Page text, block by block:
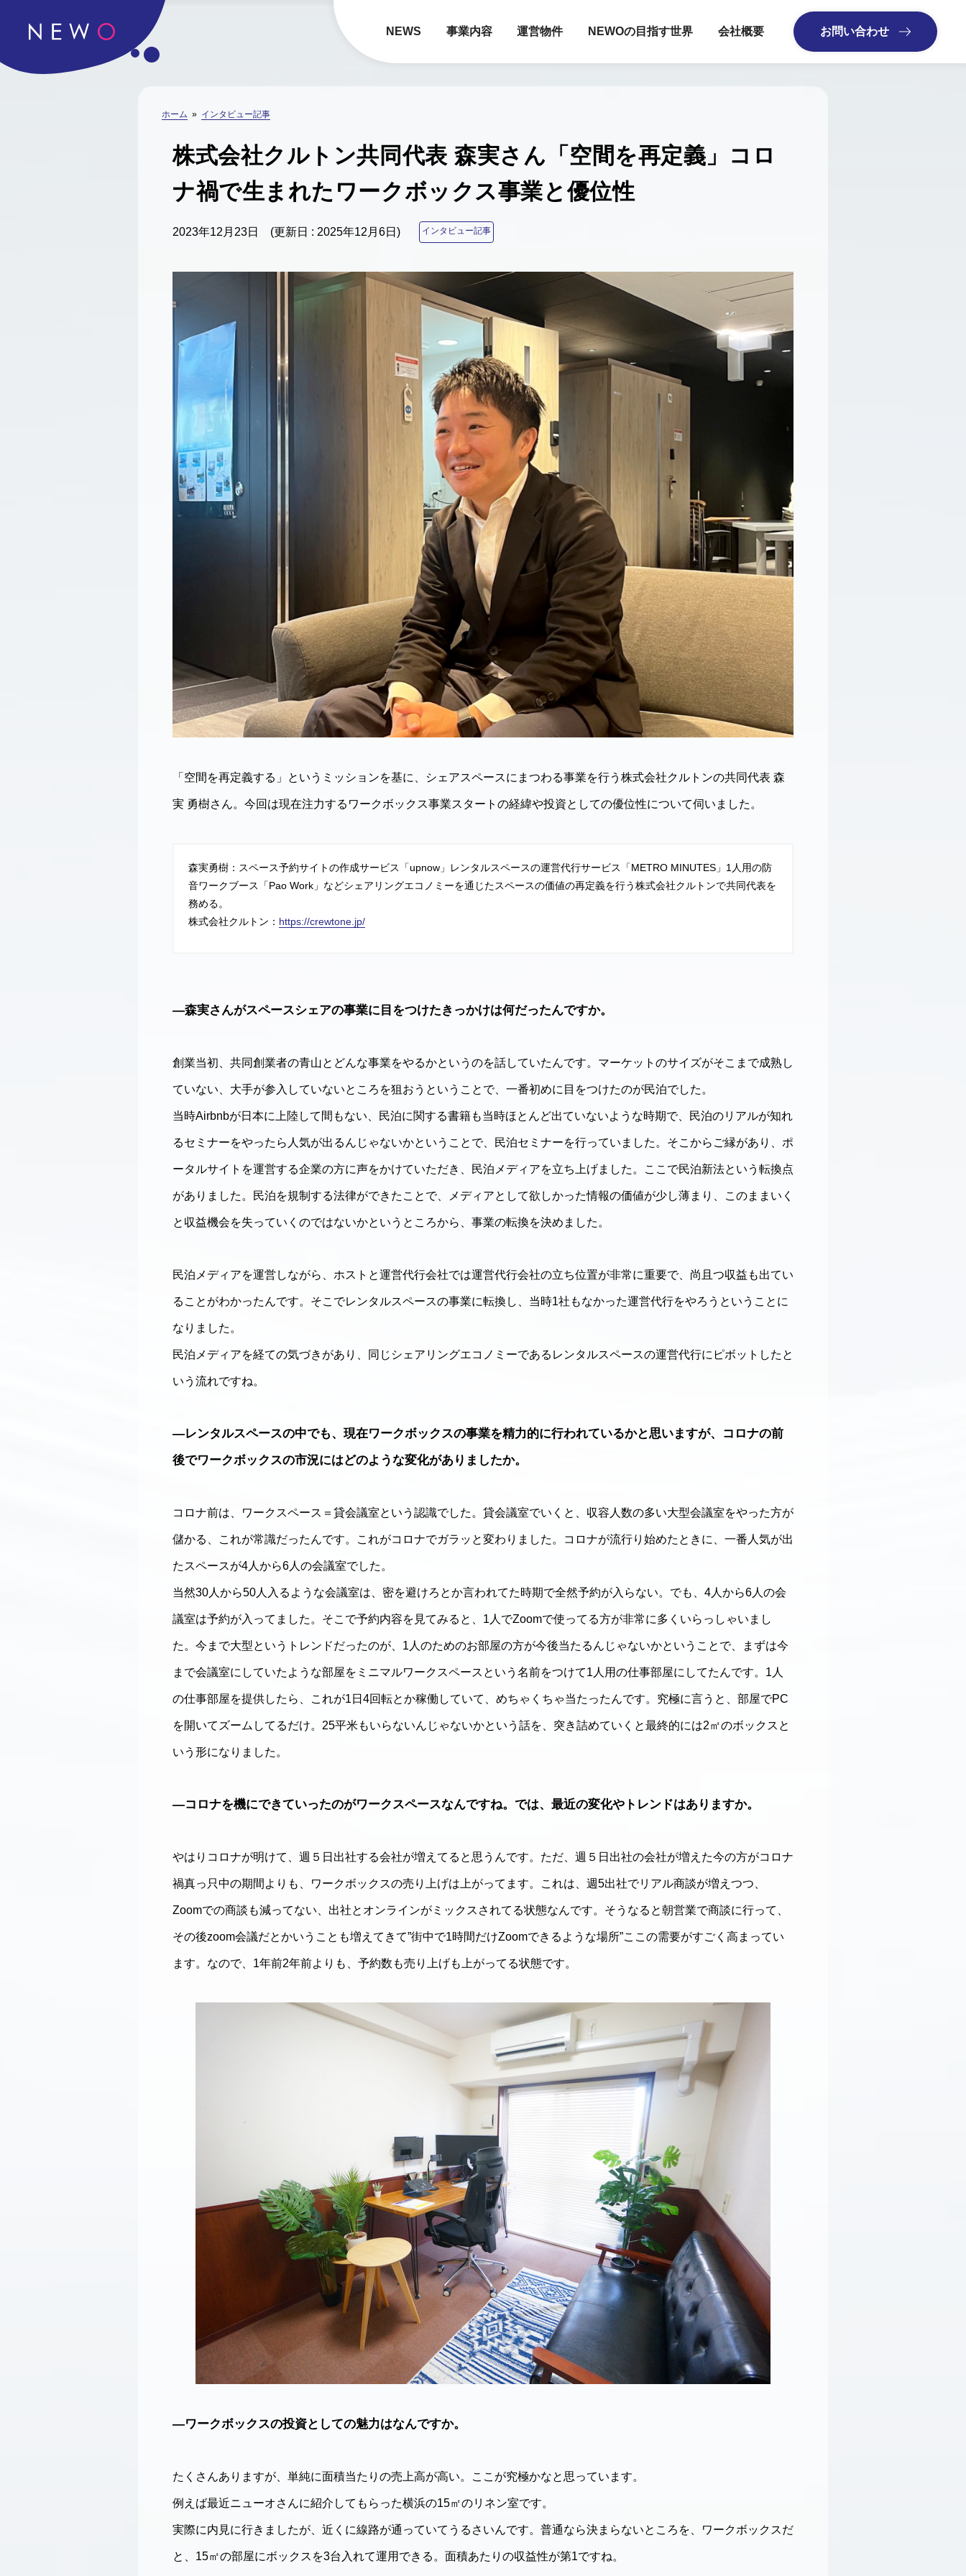
NEWS 事業内容 運営物件 NEWOの目指す世界 会社概要 お問い合わせ
ホーム » インタビュー記事
株式会社クルトン共同代表 森実さん「空間を再定義」コロ
ナ禍で生まれたワークボックス事業と優位性
2023年12月23日 (更新日 : 2025年12月6日) インタビュー記事
「空間を再定義する」というミッションを基に、シェアスペースにまつわる事業を行う株式会社クルトンの共同代表 森
実 勇樹さん。今回は現在注力するワークボックス事業スタートの経緯や投資としての優位性について伺いました。
森実勇樹：スペース予約サイトの作成サービス「upnow」レンタルスペースの運営代行サービス「METRO MINUTES」1人用の防
音ワークブース「Pao Work」などシェアリングエコノミーを通じたスペースの価値の再定義を行う株式会社クルトンで共同代表を
務める。
株式会社クルトン： https://crewtone.jp/
―森実さんがスペースシェアの事業に目をつけたきっかけは何だったんですか。
創業当初、共同創業者の青山とどんな事業をやるかというのを話していたんです。マーケットのサイズがそこまで成熟し
ていない、大手が参入していないところを狙おうということで、一番初めに目をつけたのが民泊でした。
当時Airbnbが日本に上陸して間もない、民泊に関する書籍も当時ほとんど出ていないような時期で、民泊のリアルが知れ
るセミナーをやったら人気が出るんじゃないかということで、民泊セミナーを行っていました。そこからご縁があり、ポ
ータルサイトを運営する企業の方に声をかけていただき、民泊メディアを立ち上げました。ここで民泊新法という転換点
がありました。民泊を規制する法律ができたことで、メディアとして欲しかった情報の価値が少し薄まり、このままいく
と収益機会を失っていくのではないかというところから、事業の転換を決めました。
民泊メディアを運営しながら、ホストと運営代行会社では運営代行会社の立ち位置が非常に重要で、尚且つ収益も出てい
ることがわかったんです。そこでレンタルスペースの事業に転換し、当時1社もなかった運営代行をやろうということに
なりました。
民泊メディアを経ての気づきがあり、同じシェアリングエコノミーであるレンタルスペースの運営代行にピボットしたと
いう流れですね。
―レンタルスペースの中でも、現在ワークボックスの事業を精力的に行われているかと思いますが、コロナの前
後でワークボックスの市況にはどのような変化がありましたか。
コロナ前は、ワークスペース＝貸会議室という認識でした。貸会議室でいくと、収容人数の多い大型会議室をやった方が
儲かる、これが常識だったんです。これがコロナでガラッと変わりました。コロナが流行り始めたときに、一番人気が出
たスペースが4人から6人の会議室でした。
当然30人から50人入るような会議室は、密を避けろとか言われてた時期で全然予約が入らない。でも、4人から6人の会
議室は予約が入ってました。そこで予約内容を見てみると、1人でZoomで使ってる方が非常に多くいらっしゃいまし
た。今まで大型というトレンドだったのが、1人のためのお部屋の方が今後当たるんじゃないかということで、まずは今
まで会議室にしていたような部屋をミニマルワークスペースという名前をつけて1人用の仕事部屋にしてたんです。1人
の仕事部屋を提供したら、これが1日4回転とか稼働していて、めちゃくちゃ当たったんです。究極に言うと、部屋でPC
を開いてズームしてるだけ。25平米もいらないんじゃないかという話を、突き詰めていくと最終的には2㎡のボックスと
いう形になりました。
―コロナを機にできていったのがワークスペースなんですね。では、最近の変化やトレンドはありますか。
やはりコロナが明けて、週５日出社する会社が増えてると思うんです。ただ、週５日出社の会社が増えた今の方がコロナ
禍真っ只中の期間よりも、ワークボックスの売り上げは上がってます。これは、週5出社でリアル商談が増えつつ、
Zoomでの商談も減ってない、出社とオンラインがミックスされてる状態なんです。そうなると朝営業で商談に行って、
その後zoom会議だとかいうことも増えてきて”街中で1時間だけZoomできるような場所”ここの需要がすごく高まってい
ます。なので、1年前2年前よりも、予約数も売り上げも上がってる状態です。
―ワークボックスの投資としての魅力はなんですか。
たくさんありますが、単純に面積当たりの売上高が高い。ここが究極かなと思っています。
例えば最近ニューオさんに紹介してもらった横浜の15㎡のリネン室です。
実際に内見に行きましたが、近くに線路が通っていてうるさいんです。普通なら決まらないところを、ワークボックスだ
と、15㎡の部屋にボックスを3台入れて運用できる。面積あたりの収益性が第1ですね。